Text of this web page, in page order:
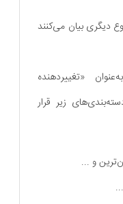
دیگری بیان می‌کنند
«تغییردهنده
زیر قرار
و ...